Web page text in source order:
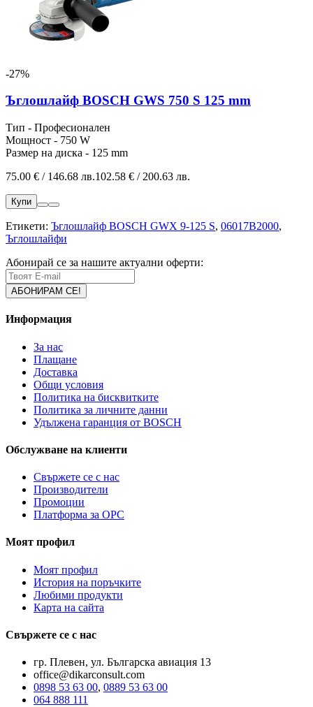
-27%
Ъглошлайф BOSCH GWS 750 S 125 mm
Тип - Професионален
Мощност - 750 W
Размер на диска - 125 mm
75.00 € / 146.68 лв.102.58 € / 200.63 лв.
Купи
Етикети: Ъглошлайф BOSCH GWX 9-125 S, 06017B2000,
Ъглошлайфи
Абонирай се за нашите актуални оферти:
Информация
За нас
Плащане
Доставка
Общи условия
Политика на бисквитките
Политика за личните данни
Удължена гаранция от BOSCH
Обслужване на клиенти
Свържете се с нас
Производители
Промоции
Платформа за ОРС
Моят профил
Моят профил
История на поръчките
Любими продукти
Карта на сайта
Свържете се с нас
гр. Плевен, ул. Българска авиация 13
office@dikarconsult.com
0898 53 63 00, 0889 53 63 00
064 888 111